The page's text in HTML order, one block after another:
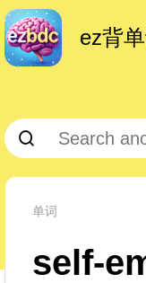
ez背
单词
self-